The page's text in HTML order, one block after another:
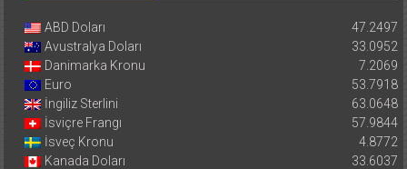
ABD Doları
47.2497
Avustralya Doları
33.0952
Danimarka Kronu
7.2069
Euro
53.7918
İngiliz Sterlini
63.0648
İsviçre Frangı
57.9844
İsveç Kronu
4.8772
Kanada Doları
33.6037